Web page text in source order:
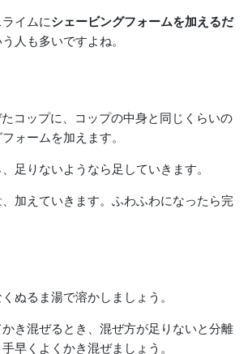
イムにシェービングフォームを加えるだ
人も多いですよね。
コップに、コップの中身と同じくらいの
ォームを加えます。
足りないようなら足していきます。
加えていきます。ふわふわになったら完
ぬるま湯で溶かしましょう。
き混ぜるとき、混ぜ方が足りないと分離
早くよくかき混ぜましょう。